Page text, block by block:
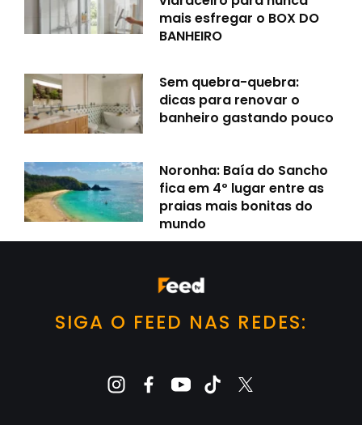
mais esfregar o BOX DO
BANHEIRO
Sem quebra-quebra:
dicas para renovar o
banheiro gastando pouco
Noronha: Baía do Sancho
fica em 4º lugar entre as
praias mais bonitas do
mundo
SIGA O FEED NAS REDES: